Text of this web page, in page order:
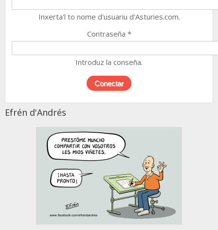
Inxerta'l to nome d'usuariu d'Asturies.com.
Contraseña *
Introduz la conseña.
Efrén d'Andrés